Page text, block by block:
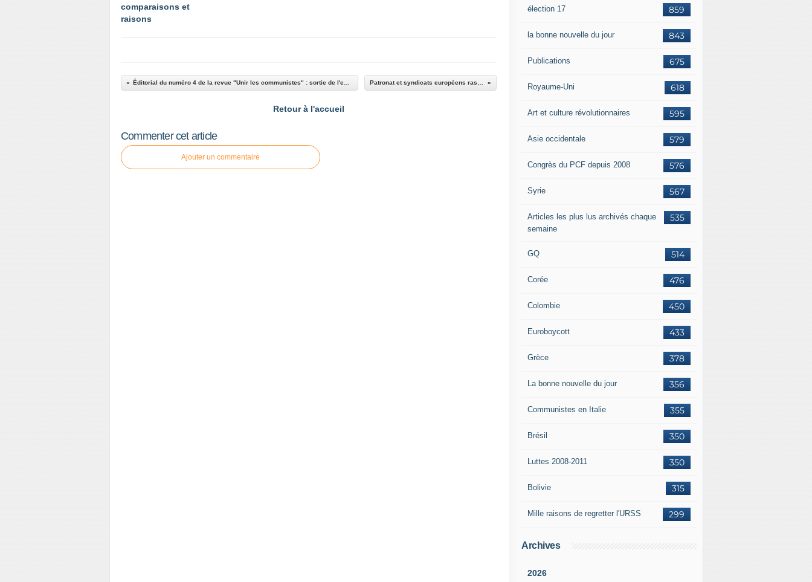
comparaisons et
raisons
Retour à l'accueil
Commenter cet article
Ajouter un commentaire
859
élection 17
843
la bonne nouvelle du jour
675
Publications
618
Royaume-Uni
595
Art et culture révolutionnaires
579
Asie occidentale
576
Congrès du PCF depuis 2008
567
Syrie
535
Articles les plus lus archivés chaque
semaine
514
GQ
476
Corée
450
Colombie
433
Euroboycott
378
Grèce
356
La bonne nouvelle du jour
355
Communistes en Italie
350
Brésil
350
Luttes 2008-2011
315
Bolivie
299
Mille raisons de regretter l'URSS
Archives
2026